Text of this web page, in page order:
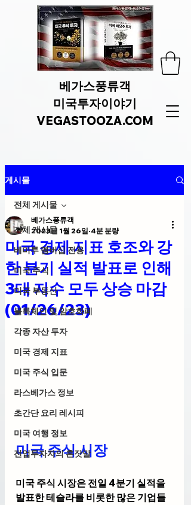
베가스풍류객
미국투자이야기
VEGASTOOZA.COM
게시물
전체 게시물
베미투 멤버십 전용
미국 주식
미국 부동산
블록체인 및 암호화폐
각종 자산 투자
미국 경제 지표
미국 주식 입문
라스베가스 정보
초간단 요리 레시피
미국 여행 정보
전업투자자의 혼잣말
전체 게시물
미국 경제 지표 호조와 강
한 분기 실적 발표로 인해
3대 지수 모두 상승 마감
(01/26/23)
베가스풍류객
2023년 1월 26일 4분 분량
미국 주식 시장
미국 주식 시장은 전일 4분기 실적을
발표한 테슬라를 비롯한 많은 기업들